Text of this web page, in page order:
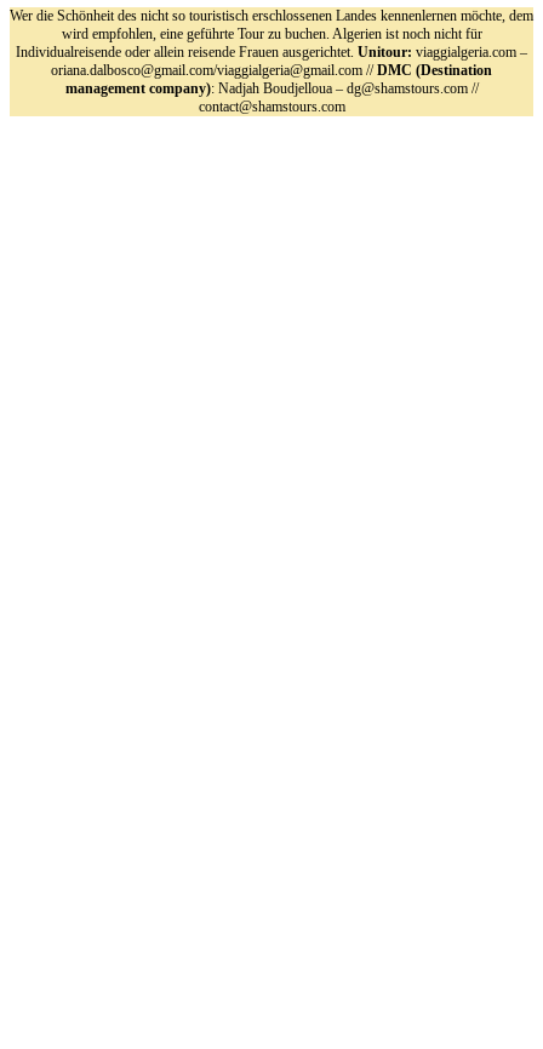
Wer die Schönheit des nicht so touristisch erschlossenen Landes kennenlernen möchte, dem
wird empfohlen, eine geführte Tour zu buchen. Algerien ist noch nicht für
Individualreisende oder allein reisende Frauen ausgerichtet. Unitour: viaggialgeria.com –
oriana.dalbosco@gmail.com/viaggialgeria@gmail.com //DMC (Destination
management company): Nadjah Boudjelloua – dg@shamstours.com //
contact@shamstours.com